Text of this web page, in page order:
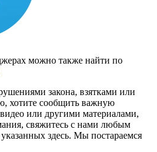
можно также найти по
закона, взятками или
хотите сообщить важную
или другими материалами,
свяжитесь с нами любым
здесь. Мы постараемся